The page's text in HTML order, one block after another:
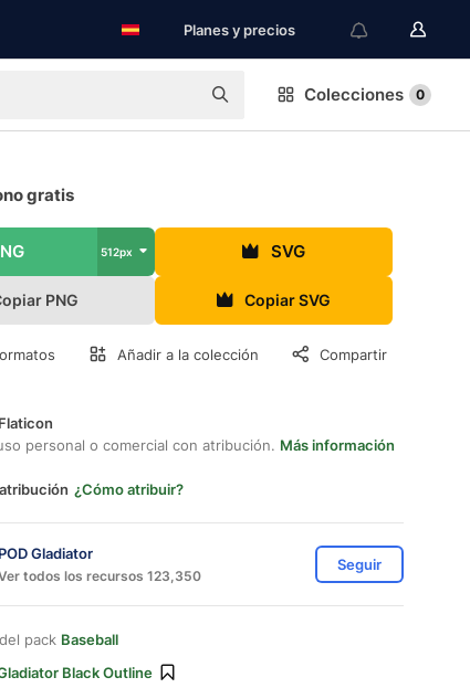
Planes y precios
Colecciones 0
gratis
512px SVG
PNG Copiar SVG
Añadir a la colección Compartir
personal o comercial con atribución. Más información
¿Cómo atribuir?
POD Gladiator
todos los recursos 123,350
Seguir
pack Baseball
Black Outline